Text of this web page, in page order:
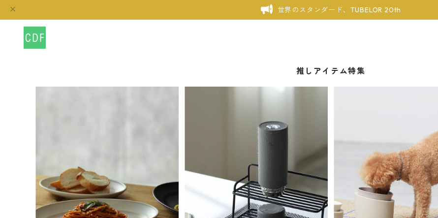
世界のスタンダード、TUBELOR 20th
推しアイテム特集